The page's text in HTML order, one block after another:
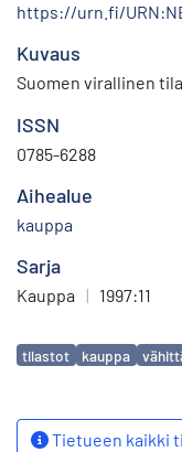
https://urn.fi/
Kuvaus
Suomen virallinen
ISSN
0785-6288
Aihealue
kauppa
Sarja
Kauppa | 1997:11
Avainsanat
tilastot kauppa
Tietueen kaikki